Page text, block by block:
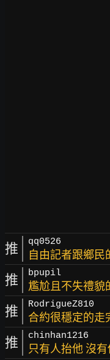
推 qq0526
自由記者跟鄉民
推 bpupil
尷尬且不失禮貌
推 RodrigueZ810
合約很穩定的走
推 chinhan1216
只有人抬他 沒